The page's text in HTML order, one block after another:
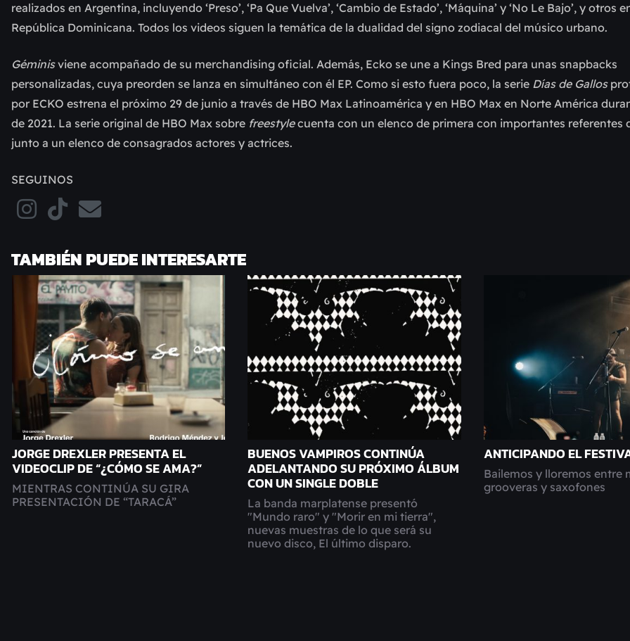
realizados en Argentina, incluyendo ‘Preso’, ‘Pa Que Vuelva’, ‘Cambio de Estado’, ‘Máquina’ y ‘No Le Bajo’, y otros
República Dominicana. Todos los videos siguen la temática de la dualidad del signo zodiacal del músico urbano.
Géminisviene acompañado de su merchandising oficial. Además, Ecko se une a Kings Bred para unas snapbacks
personalizadas, cuya preorden se lanza en simultáneo con él EP. Como si esto fuera poco, la serie Días de Gallos
por ECKO estrena el próximo 29 de junio a través de HBO Max Latinoamérica y en HBO Max en Norte América
de 2021. La serie original de HBO Max sobre freestylecuenta con un elenco de primera con importantes referentes
junto a un elenco de consagrados actores y actrices.
SEGUINOS
TAMBIÉN PUEDE INTERESARTE
JORGE DREXLER PRESENTA EL
VIDEOCLIP DE “¿CÓMO SE AMA?”
MIENTRAS CONTINÚA SU GIRA
PRESENTACIÓN DE “TARACÁ”
BUENOS VAMPIROS CONTINÚA
ADELANTANDO SU PRÓXIMO ÁLBUM
CON UN SINGLE DOBLE
La banda marplatense presentó
"Mundo raro" y "Morir en mi tierra",
nuevas muestras de lo que será su
nuevo disco, El último disparo.
ANTICIPANDO EL
Bailemos y lloremos entre
grooveras y saxofones